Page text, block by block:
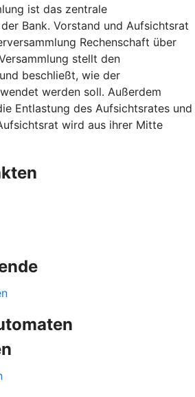
ist das zentrale
Bank. Vorstand und Aufsichtsrat
Rechenschaft über
stellt den
beschließt, wie der
werden soll. Außerdem
Entlastung des Aufsichtsrates und
wird aus ihrer Mitte